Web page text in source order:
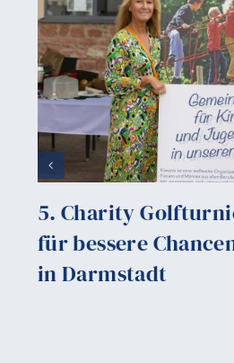
5. Charity
für bessere
in Darmstadt